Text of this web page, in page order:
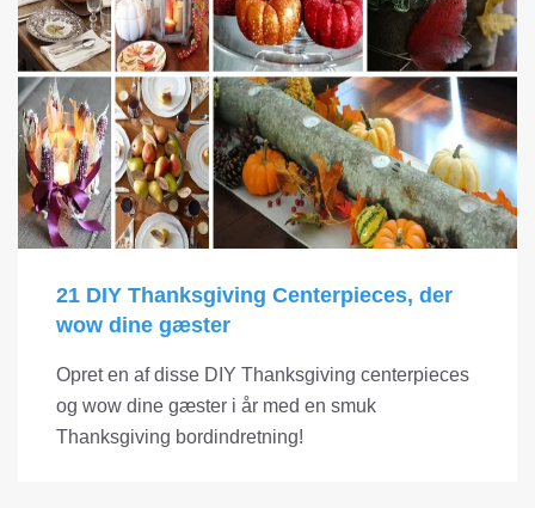
21 DIY Thanksgiving Centerpieces, der
wow dine gæster
Opret en af ​​disse DIY Thanksgiving centerpieces
og wow dine gæster i år med en smuk
Thanksgiving bordindretning!